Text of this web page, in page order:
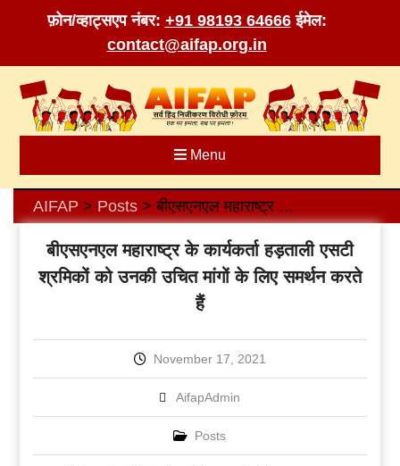
फ़ोन/व्हाट्सएप नंबर: +91 98193 64666 ईमेल:
contact@aifap.org.in
content
Menu
AIFAP > Posts> बीएसएनएल महाराष्ट्र के कार्यकर्ता हड़ताली एसटी श्रमिकों को उनकी उचित मांगों के लिए समर्थन करते हैं
बीएसएनएल महाराष्ट्र के कार्यकर्ता हड़ताली एसटी
श्रमिकों को उनकी उचित मांगों के लिए समर्थन करते
हैं
November 17, 2021
AifapAdmin
Posts